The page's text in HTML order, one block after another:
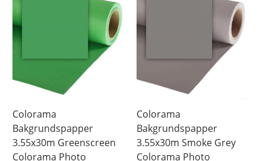
Green Screen
White
I lager
Colorama
Bakgrundspapper
3.55x30m Greenscreen
Colorama Photo
Colorama
Bakgrundspapper
3.55x30m Smoke Grey
Colorama Photo